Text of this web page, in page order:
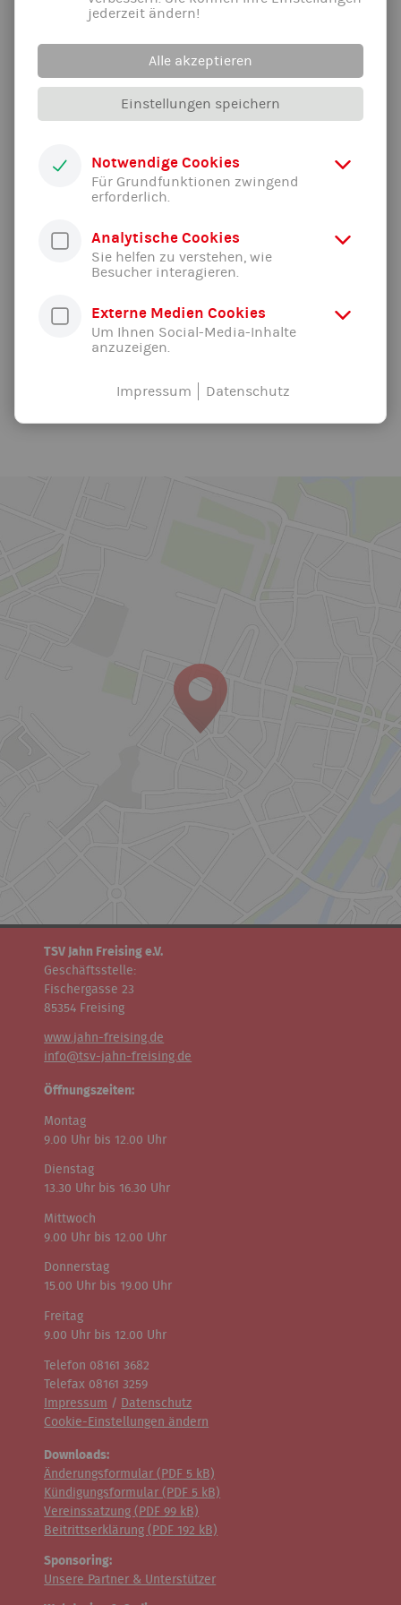
Apollonia
Mo, 13.09.
18:30 - 19:30
Athletiktraining "5 mehr gehen noch!"
Mittwochmorgen,nur online, "Hoch die Hände, Tabata-
Halbzeitwochenende!": Meeting-ID: 939 4547 0809,
Montagabend, falls online statt auf der Jahnwiese:
Athletiktraining "5 mehr gehen noch!": Meeting-ID: 932
9103 0424, Kenncode: 1861,
Alle News der Abteilung ...
TSV Jahn Freising e.V.
Geschäftsstelle:
Fischergasse 23
85354 Freising
www.jahn-freising.de
info@tsv-jahn-freising.de
Öffnungszeiten:
Montag
9.00 Uhr bis 12.00 Uhr
Dienstag
13.30 Uhr bis 16.30 Uhr
Mittwoch
9.00 Uhr bis 12.00 Uhr
Donnerstag
15.00 Uhr bis 19.00 Uhr
Freitag
9.00 Uhr bis 12.00 Uhr
Telefon 08161 3682
Telefax 08161 3259
Impressum / Datenschutz
Cookie-Einstellungen ändern
Downloads:
Änderungsformular ( PDF 5 kB)
Kündigungsformular ( PDF 5 kB)
Vereinssatzung ( PDF 99 kB)
Beitrittserklärung ( PDF 192 kB)
Sponsoring:
Unsere Partner & Unterstützer
jederzeit ändern!
Alle akzeptieren
Einstellungen speichern
Notwendige Cookies
Für Grundfunktionen zwingend
erforderlich.
Analytische Cookies
Sie helfen zu verstehen, wie
Besucher interagieren.
Externe Medien Cookies
Um Ihnen Social-Media-Inhalte
anzuzeigen.
Impressum Datenschutz